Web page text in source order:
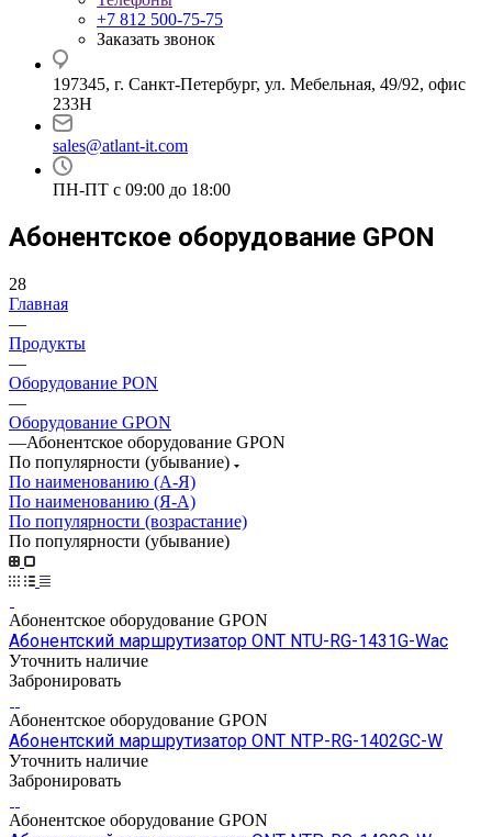
+7 812 500-75-75
Заказать звонок
197345, г. Санкт-Петербург, ул. Мебельная, 49/92, офис
233Н
sales@atlant-it.com
ПН-ПТ с 09:00 до 18:00
Абонентское оборудование GPON
28
Главная
—
Продукты
—
Оборудование PON
—
Оборудование GPON
—Абонентское оборудование GPON
По популярности (убывание)
По наименованию (А-Я)
По наименованию (Я-А)
По популярности (возрастание)
По популярности (убывание)
Абонентское оборудование GPON
Абонентский маршрутизатор ONT NTU-RG-1431G-Wac
Уточнить наличие
Забронировать
Абонентское оборудование GPON
Абонентский маршрутизатор ONT NTP-RG-1402GC-W
Уточнить наличие
Забронировать
Абонентское оборудование GPON